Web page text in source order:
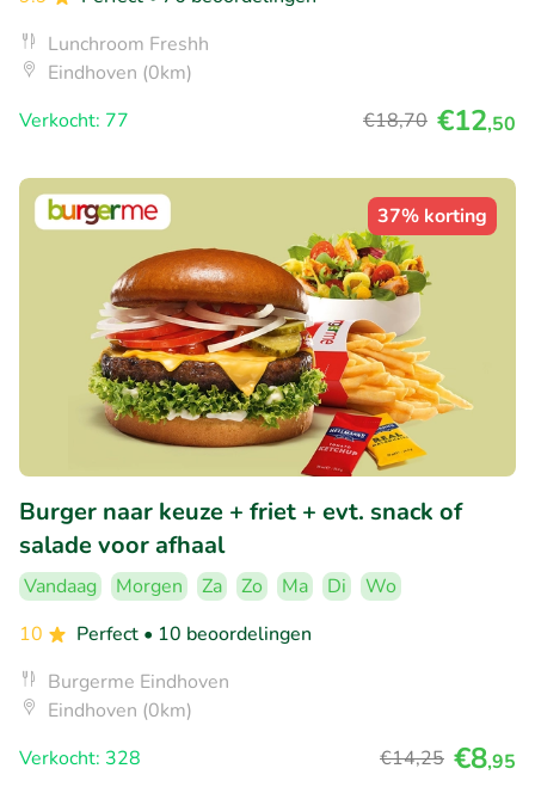
Lunchroom Freshh
Eindhoven (0km)
Verkocht: 77
€18,70 €12,50
37% korting
Burger naar keuze + friet + evt. snack of
salade voor afhaal
Vandaag Morgen Za Zo Ma Di
Wo
10
Perfect • 10 beoordelingen
Burgerme Eindhoven
Eindhoven (0km)
Verkocht: 328
€14,25 €8,95